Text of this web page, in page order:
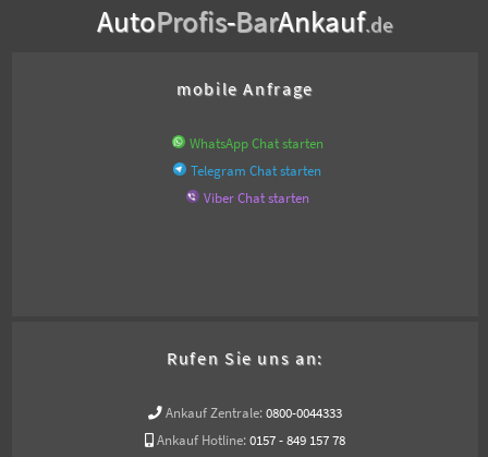
AutoProfis-BarAnkauf.de
mobile Anfrage
WhatsApp Chat starten
Telegram Chat starten
Viber Chat starten
Rufen Sie uns an:
Ankauf Zentrale: 0800-0044333
Ankauf Hotline: 0157 - 849 157 78